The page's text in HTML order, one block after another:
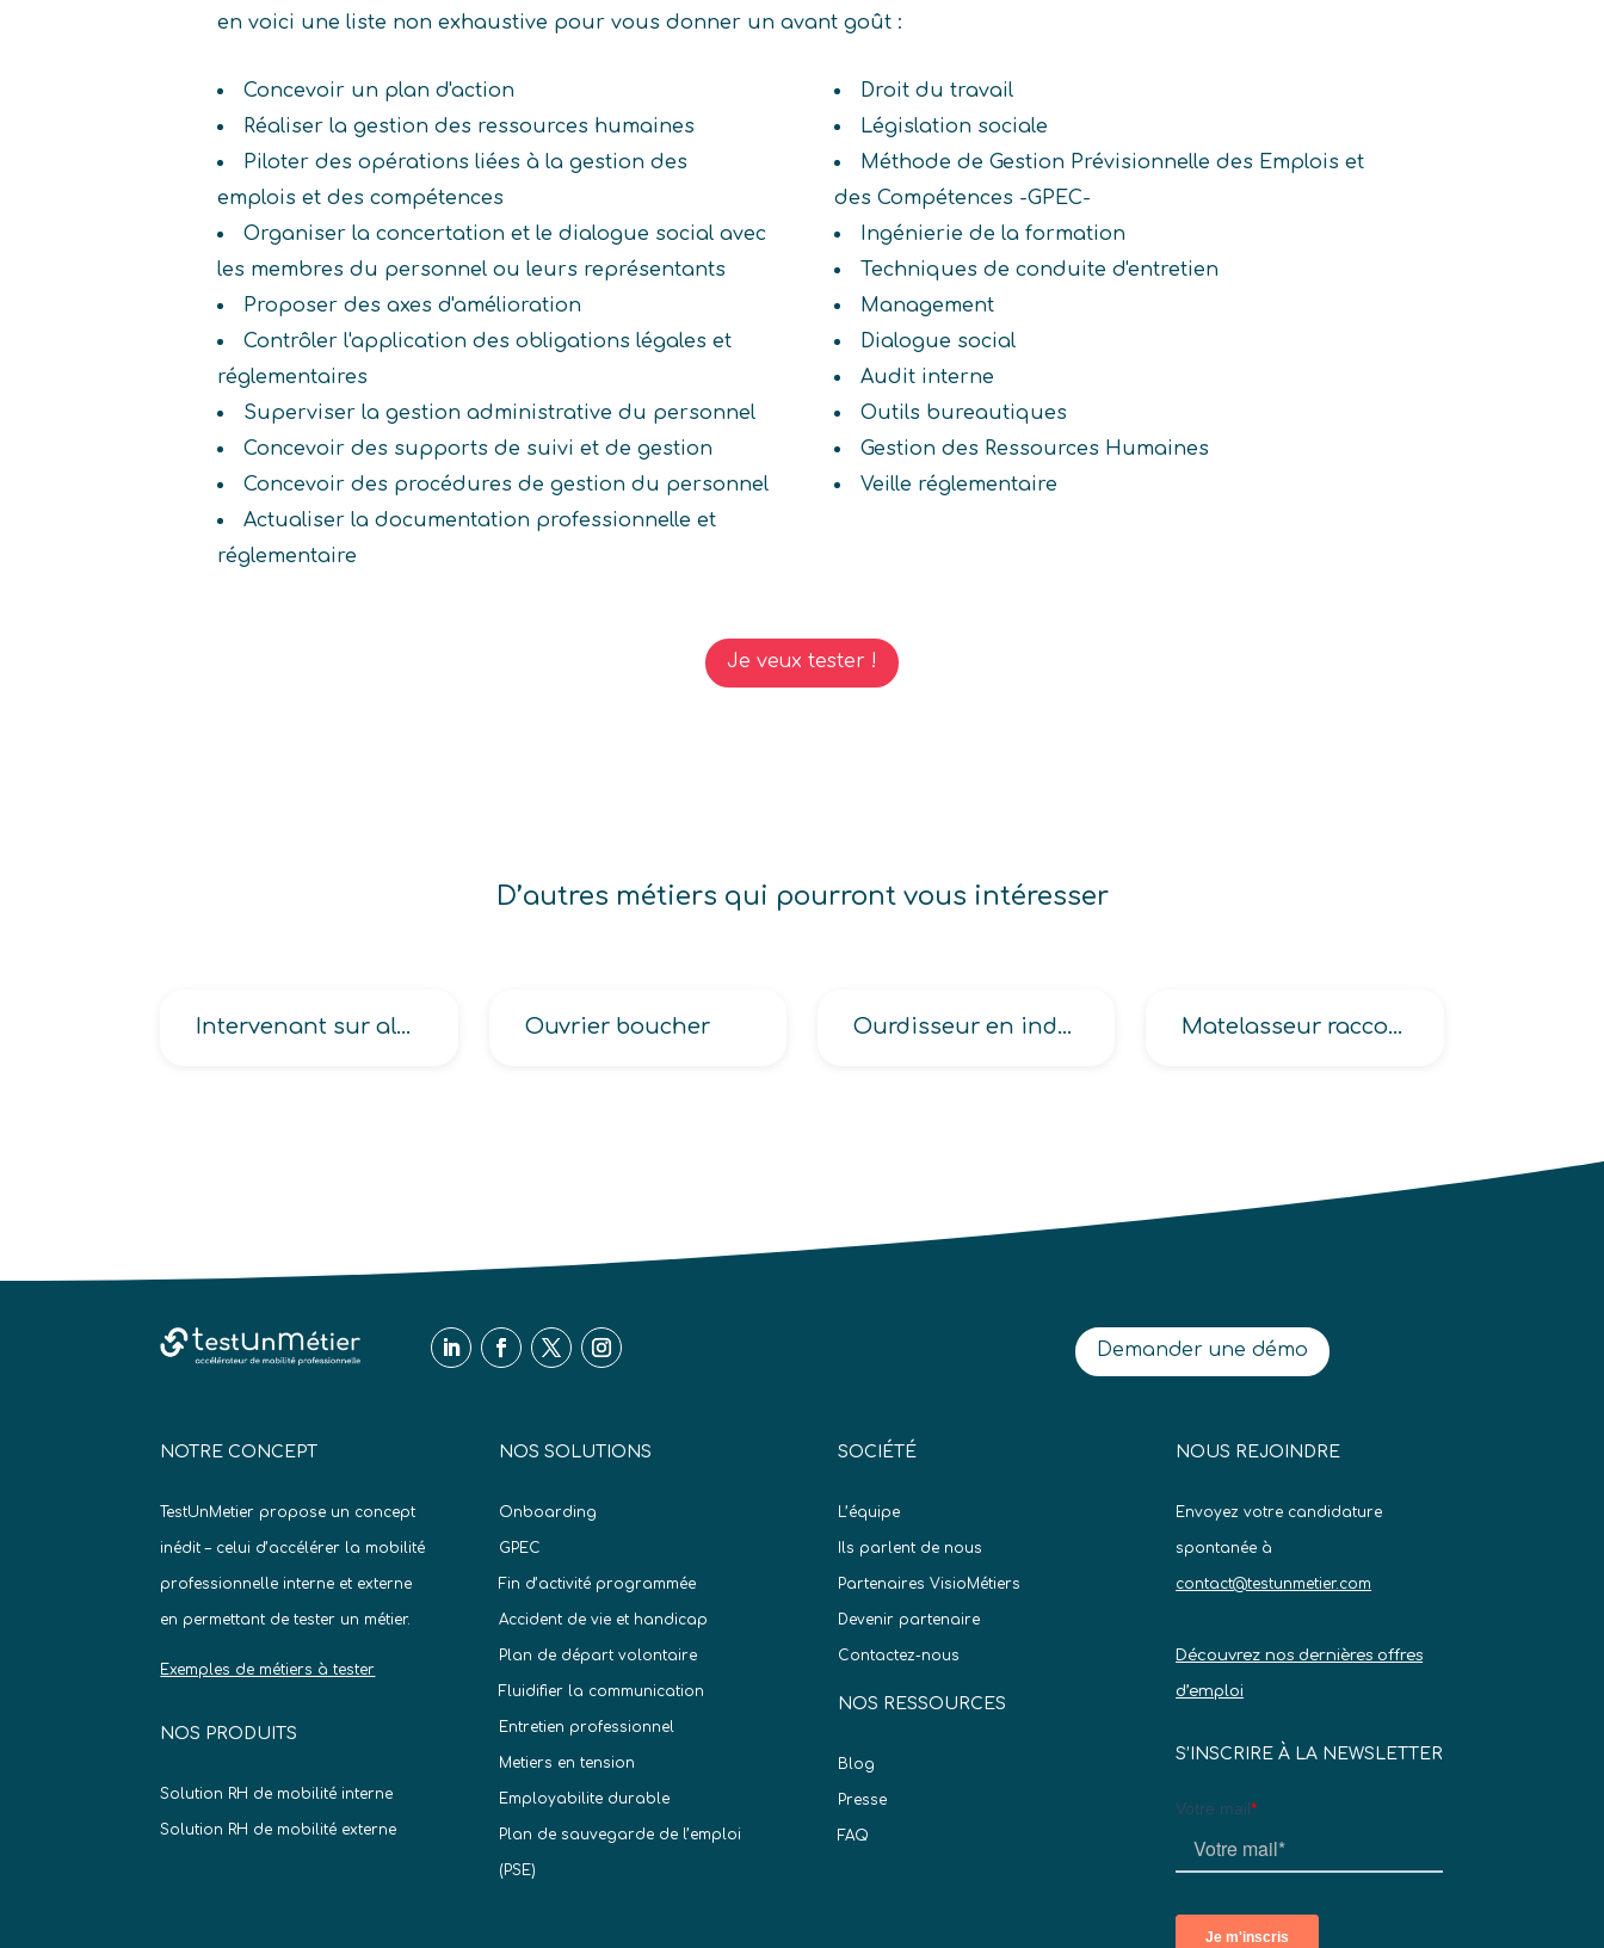
en voici une liste non exhaustive pour vous donner un avant goût :
Concevoir un plan d'action
Réaliser la gestion des ressources humaines
Piloter des opérations liées à la gestion des
emplois et des compétences
Organiser la concertation et le dialogue social avec
les membres du personnel ou leurs représentants
Proposer des axes d'amélioration
Contrôler l'application des obligations légales et
réglementaires
Superviser la gestion administrative du personnel
Concevoir des supports de suivi et de gestion
Concevoir des procédures de gestion du personnel
Actualiser la documentation professionnelle et
réglementaire
Droit du travail
Législation sociale
Méthode de Gestion Prévisionnelle des Emplois et
des Compétences -GPEC-
Ingénierie de la formation
Techniques de conduite d'entretien
Management
Dialogue social
Audit interne
Outils bureautiques
Gestion des Ressources Humaines
Veille réglementaire
Je veux tester !
D’autres métiers qui pourront vous intéresser
Intervenant sur alarme Ouvrier boucher Ourdisseur en industrie textile Matelasseur raccords, Traceur-matelasseur
Demander une démo
NOTRE CONCEPT
TestUnMetier propose un concept
inédit – celui d’accélérer la mobilité
professionnelle interne et externe
en permettant de tester un métier.
Exemples de métiers à tester
NOS PRODUITS
Solution RH de mobilité interne
Solution RH de mobilité externe
NOS SOLUTIONS
Onboarding
GPEC
Fin d’activité programmée
Accident de vie et handicap
Plan de départ volontaire
Fluidifier la communication
Entretien professionnel
Metiers en tension
Employabilite durable
Plan de sauvegarde de l’emploi
(PSE)
SOCIÉTÉ
L’équipe
Ils parlent de nous
Partenaires VisioMétiers
Devenir partenaire
Contactez-nous
NOS RESSOURCES
Blog
Presse
FAQ
NOUS REJOINDRE
Envoyez votre candidature
spontanée à
contact@testunmetier.com
Découvrez nos dernières offres
d’emploi
S’INSCRIRE À LA NEWSLETTER